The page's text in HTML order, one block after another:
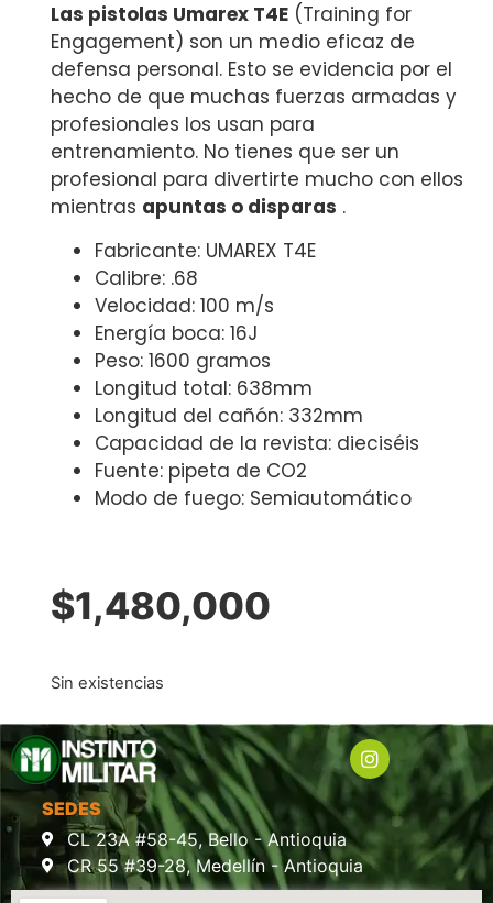
Las pistolas Umarex T4E(Training for
Engagement) son un medio eficaz de
defensa personal. Esto se evidencia por el
hecho de que muchas fuerzas armadas y
profesionales los usan para
entrenamiento. No tienes que ser un
profesional para divertirte mucho con ellos
mientras apuntas o disparas .
Fabricante: UMAREX T4E
Calibre: .68
Velocidad: 100 m/s
Energía boca: 16J
Peso: 1600 gramos
Longitud total: 638mm
Longitud del cañón: 332mm
Capacidad de la revista: dieciséis
Fuente: pipeta de CO2
Modo de fuego: Semiautomático
$1,480,000
Sin existencias
SEDES
CL 23A #58-45, Bello - Antioquia
CR 55 #39-28, Medellín - Antioquia